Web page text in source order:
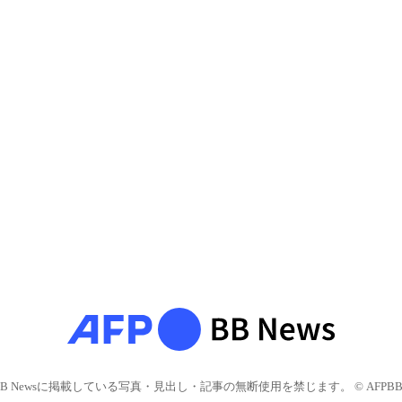
Newsに掲載している写真・見出し・記事の無断使用を禁じます。 © AFPBB